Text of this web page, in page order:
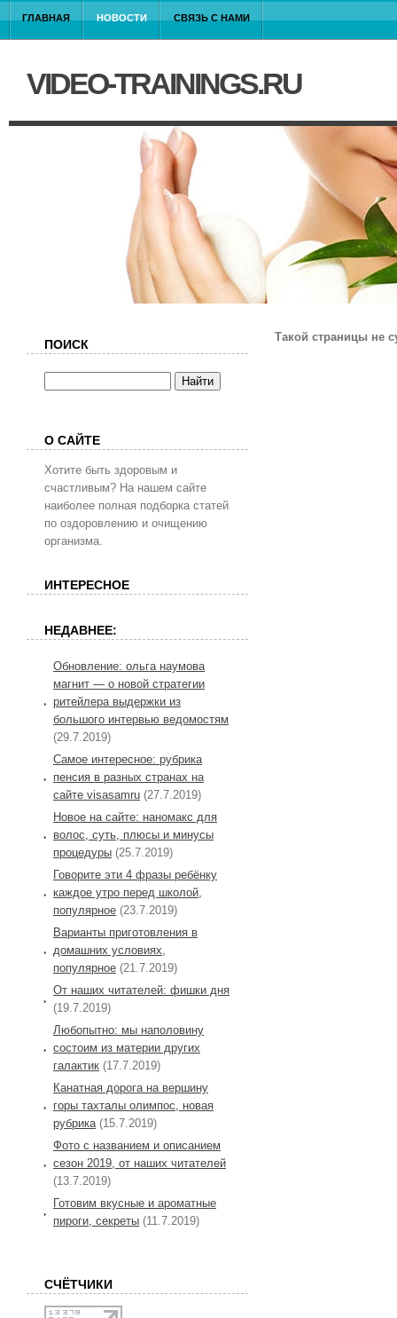
ГЛАВНАЯ НОВОСТИ СВЯЗЬ С НАМИ
VIDEO-TRAININGS.RU
Такой страницы не
ПОИСК
О САЙТЕ
Хотите быть здоровым и
счастливым? На нашем сайте
наиболее полная подборка статей
по оздоровлению и очищению
организма.
ИНТЕРЕСНОЕ
НЕДАВНЕЕ:
Обновление: ольга наумова
магнит — о новой стратегии
ритейлера выдержки из
большого интервью ведомостям
(29.7.2019)
Самое интересное: рубрика
пенсия в разных странах на
сайте visasamru (27.7.2019)
Новое на сайте: наномакс для
волос, суть, плюсы и минусы
процедуры (25.7.2019)
Говорите эти 4 фразы ребёнку
каждое утро перед школой,
популярное (23.7.2019)
Варианты приготовления в
домашних условиях,
популярное (21.7.2019)
От наших читателей: фишки дня
(19.7.2019)
Любопытно: мы наполовину
состоим из материи других
галактик (17.7.2019)
Канатная дорога на вершину
горы тахталы олимпос, новая
рубрика (15.7.2019)
Фото с названием и описанием
сезон 2019, от наших читателей
(13.7.2019)
Готовим вкусные и ароматные
пироги, секреты (11.7.2019)
СЧЁТЧИКИ